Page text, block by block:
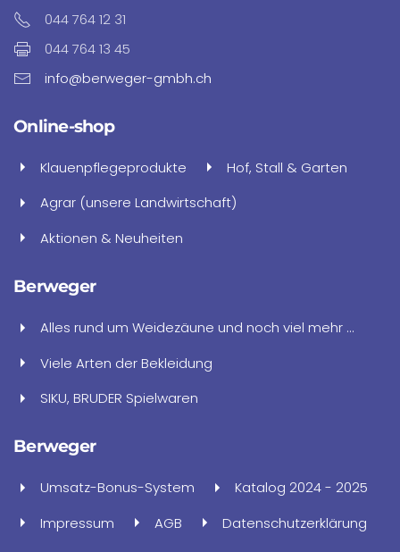
044 764 12 31
044 764 13 45
info@berweger-gmbh.ch
Online-shop
Klauenpflegeprodukte
Hof, Stall & Garten
Agrar (unsere Landwirtschaft)
Aktionen & Neuheiten
Berweger
Alles rund um Weidezäune und noch viel mehr ...
Viele Arten der Bekleidung
SIKU, BRUDER Spielwaren
Berweger
Umsatz-Bonus-System
Katalog 2024 - 2025
Impressum
AGB Datenschutzerklärung